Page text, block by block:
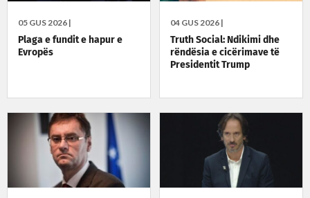
05 GUS 2026 |
Plaga e fundit e hapur e
Evropës
04 GUS 2026 |
Truth Social: Ndikimi dhe
rëndësia e cicërimave të
Presidentit Trump